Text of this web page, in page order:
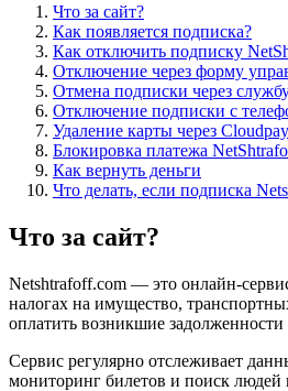
Что за сайт?
Как появляется подписка?
Как отключить подписку
Отключение через форму
Отмена подписки через
Отключение подписки с
Удаление карты через
Блокировка платежа
Как вернуть деньги
Что делать, если подписка
Что за сайт?
Netshtrafoff.com — это онлайн-
налогах на имущество,
оплатить возникшие
Сервис регулярно отслеживает
мониторинг билетов и поиск людей